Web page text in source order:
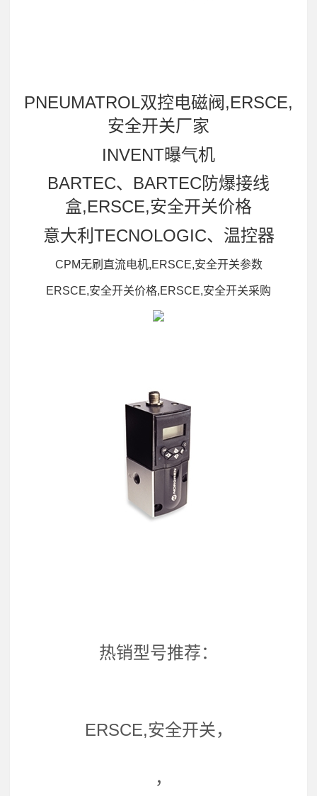
PNEUMATROL双控电磁阀,ERSCE,
安全开关厂家
INVENT曝气机
BARTEC、BARTEC防爆接线
盒,ERSCE,安全开关价格
意大利TECNOLOGIC、温控器
CPM无刷直流电机,ERSCE,安全开关参数
ERSCE,安全开关价格,ERSCE,安全开关采购
热销型号推荐：
ERSCE,安全开关，
，